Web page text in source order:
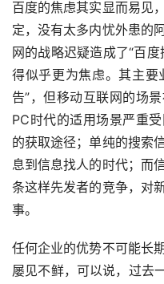
百度的焦虑其实显而易见
定，没有太多内忧外患的
网的战略迟疑造成了“百
得似乎更为焦虑。其主
告”，但移动互联网的场
PC时代的适用场景严重
的获取途径；单纯的搜索
息到信息找人的时代；而
条这样先发者的竞争，对
事。
任何企业的优势不可能长
屡见不鲜，可以说，过去